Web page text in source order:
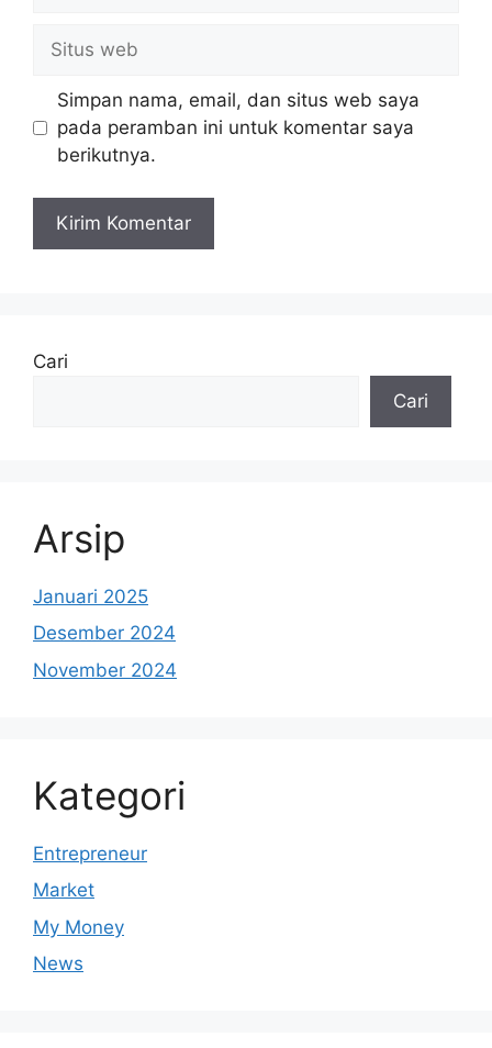
Situs
web
Simpan nama, email, dan situs web saya
pada peramban ini untuk komentar saya
berikutnya.
Cari
Cari
Arsip
Januari 2025
Desember 2024
November 2024
Kategori
Entrepreneur
Market
My Money
News